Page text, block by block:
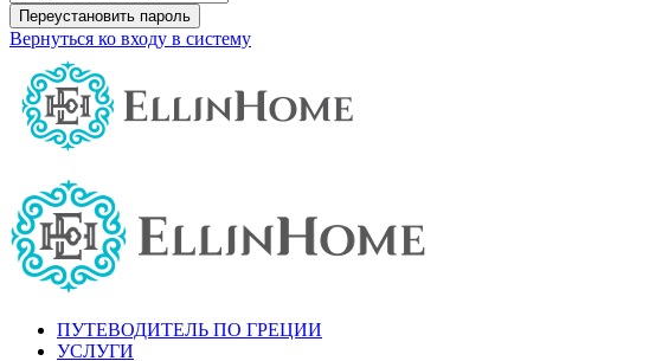
Переустановить пароль
Вернуться ко входу в систему
ПУТЕВОДИТЕЛЬ ПО ГРЕЦИИ
УСЛУГИ